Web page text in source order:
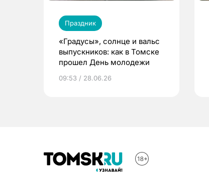
Праздник
«Градусы», солнце и вальс
выпускников: как в Томске
прошел День молодежи
09:53 / 28.06.26